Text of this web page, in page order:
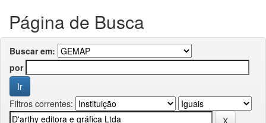
Página de Busca
Buscar em:
por
Filtros correntes: